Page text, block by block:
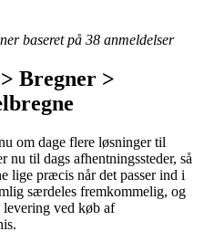
baseret på 38 anmeldelser
Bregner >
om dage flere løsninger til
nu til dags afhentningssteder, så
lige præcis når det passer ind i
særdeles fremkommelig, og
levering ved køb af